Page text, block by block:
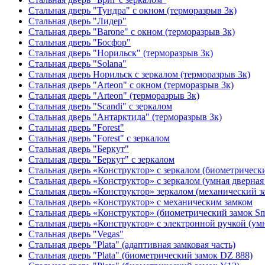
Стальная дверь "Тундра" с окном (терморазрыв 3к)
Стальная дверь "Лидер"
Стальная дверь "Barone" с окном (терморазрыв 3к)
Стальная дверь "Босфор"
Стальная дверь "Норильск" (терморазрыв 3к)
Стальная дверь "Solana"
Стальная дверь Норильск с зеркалом (терморазрыв 3к)
Стальная дверь "Arteon" с окном (терморазрыв 3к)
Стальная дверь "Arteon" (терморазрыв 3к)
Стальная дверь "Scandi" с зеркалом
Стальная дверь "Антарктида" (терморазрыв 3к)
Стальная дверь "Forest"
Стальная дверь "Forest" с зеркалом
Стальная дверь "Беркут"
Стальная дверь "Беркут" с зеркалом
Стальная дверь «Конструктор» с зеркалом
Стальная дверь «Конструктор» с зеркалом (умная
Стальная дверь «Конструктор» зеркалом (механический
Стальная дверь «Конструктор» с механическим замком
Стальная дверь «Конструктор» (биометрический замок
Стальная дверь «Конструктор» с электронной ручкой
Стальная дверь "Vegas"
Стальная дверь "Plata" (адаптивная замковая часть)
Стальная дверь "Plata" (биометрический замок DZ 888)